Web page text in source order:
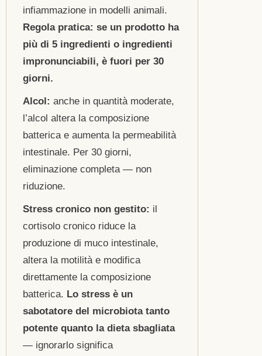
infiammazione in modelli animali.
Regola pratica: se un prodotto ha
più di 5 ingredienti o ingredienti
impronunciabili, è fuori per 30
giorni.
Alcol: anche in quantità moderate,
l’alcol altera la composizione
batterica e aumenta la permeabilità
intestinale. Per 30 giorni,
eliminazione completa — non
riduzione.
Stress cronico non gestito: il
cortisolo cronico riduce la
produzione di muco intestinale,
altera la motilità e modifica
direttamente la composizione
batterica. Lo stress è un
sabotatore del microbiota tanto
potente quanto la dieta sbagliata
— ignorarlo significa